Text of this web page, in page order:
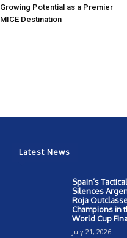
Growing Potential as a Premier
MICE Destination
Latest News
Spain’s
Silences
Roja
Champions in
World Cup
July 21, 2026